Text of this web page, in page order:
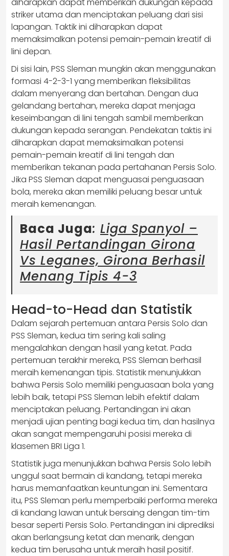
striker utama dan menciptakan peluang dari sisi
lapangan. Taktik ini diharapkan dapat
memaksimalkan potensi pemain-pemain kreatif di
lini depan.
Di sisi lain, PSS Sleman mungkin akan menggunakan
formasi 4-2-3-1 yang memberikan fleksibilitas
dalam menyerang dan bertahan. Dengan dua
gelandang bertahan, mereka dapat menjaga
keseimbangan di lini tengah sambil memberikan
dukungan kepada serangan. Pendekatan taktis ini
diharapkan dapat memaksimalkan potensi
pemain-pemain kreatif di lini tengah dan
memberikan tekanan pada pertahanan Persis Solo.
Jika PSS Sleman dapat menguasai penguasaan
bola, mereka akan memiliki peluang besar untuk
meraih kemenangan.
Baca Juga: Liga Spanyol –
Hasil Pertandingan Girona
Vs Leganes, Girona Berhasil
Menang Tipis 4-3
Head-to-Head dan Statistik
Dalam sejarah pertemuan antara Persis Solo dan
PSS Sleman, kedua tim sering kali saling
mengalahkan dengan hasil yang ketat. Pada
pertemuan terakhir mereka, PSS Sleman berhasil
meraih kemenangan tipis. Statistik menunjukkan
bahwa Persis Solo memiliki penguasaan bola yang
lebih baik, tetapi PSS Sleman lebih efektif dalam
menciptakan peluang. Pertandingan ini akan
menjadi ujian penting bagi kedua tim, dan hasilnya
akan sangat mempengaruhi posisi mereka di
klasemen BRI Liga 1.
Statistik juga menunjukkan bahwa Persis Solo lebih
unggul saat bermain di kandang, tetapi mereka
harus memanfaatkan keuntungan ini. Sementara
itu, PSS Sleman perlu memperbaiki performa mereka
di kandang lawan untuk bersaing dengan tim-tim
besar seperti Persis Solo. Pertandingan ini diprediksi
akan berlangsung ketat dan menarik, dengan
kedua tim berusaha untuk meraih hasil positif.